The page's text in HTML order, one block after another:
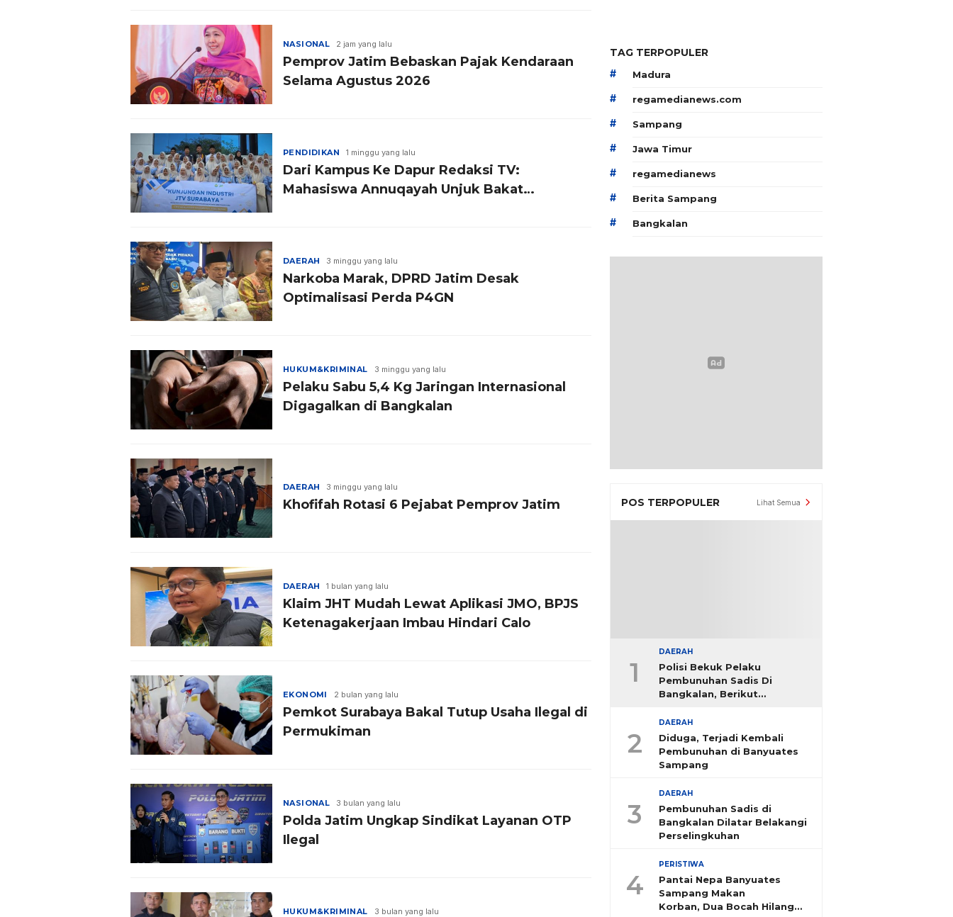
NASIONAL 2 jam yang lalu
Pemprov Jatim Bebaskan Pajak Kendaraan
Selama Agustus 2026
PENDIDIKAN 1 minggu yang lalu
Dari Kampus Ke Dapur Redaksi TV:
Mahasiswa Annuqayah Unjuk Bakat
DAERAH 3 minggu yang lalu
Narkoba Marak, DPRD Jatim Desak
Optimalisasi Perda P4GN
HUKUM&KRIMINAL 3 minggu yang lalu
Pelaku Sabu 5,4 Kg Jaringan Internasional
Digagalkan di Bangkalan
DAERAH 3 minggu yang lalu
Khofifah Rotasi 6 Pejabat Pemprov Jatim
DAERAH 1 bulan yang lalu
Klaim JHT Mudah Lewat Aplikasi JMO, BPJS
Ketenagakerjaan Imbau Hindari Calo
EKONOMI 2 bulan yang lalu
Pemkot Surabaya Bakal Tutup Usaha Ilegal di
Permukiman
NASIONAL 3 bulan yang lalu
Polda Jatim Ungkap Sindikat Layanan OTP
Ilegal
HUKUM&KRIMINAL 3 bulan yang lalu
TAG TERPOPULER
# Madura
# regamedianews.com
# Sampang
# Jawa Timur
# regamedianews
# Berita Sampang
# Bangkalan
POS TERPOPULER Lihat Semua
1
DAERAH
Polisi Bekuk Pelaku
Pembunuhan Sadis Di
Bangkalan, Berikut
2
DAERAH
Diduga, Terjadi Kembali
Pembunuhan di Banyuates
Sampang
3
DAERAH
Pembunuhan Sadis di
Bangkalan Dilatar Belakangi
Perselingkuhan
4
PERISTIWA
Pantai Nepa Banyuates
Sampang Makan
Korban, Dua Bocah Hilang